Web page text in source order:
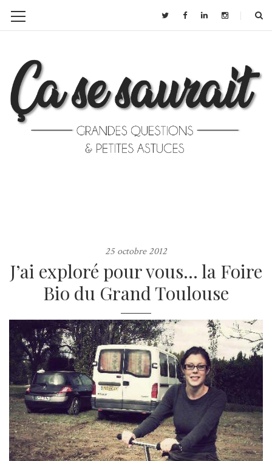
25 octobre 2012
J’ai exploré pour vous… la Foire
Bio du Grand Toulouse